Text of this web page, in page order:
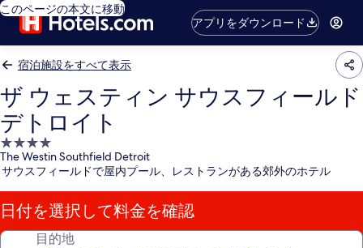
このページの本文に移動
アプリをダウンロード
宿泊施設をすべて表示
ザ ウェスティン サウスフィールド
デトロイト
4.0
つ
星
宿
泊
施
The Westin Southfield Detroit
サウスフィールドで屋内プール、レストランがある郊外のホテル
日付を選択して料金を確認
目的地